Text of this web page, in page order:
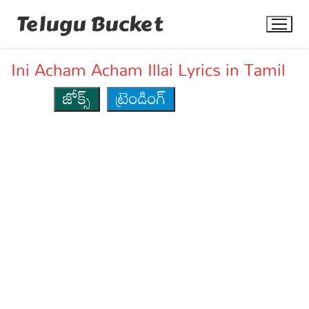
Telugu Bucket
Ini Acham Acham Illai Lyrics in Tamil
జోక్స్
ట్రెండింగ్